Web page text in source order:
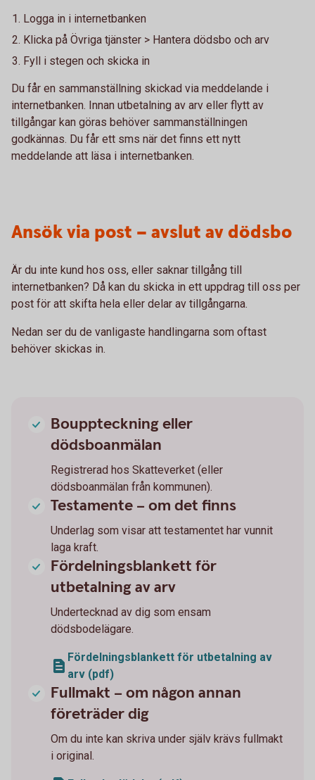
Logga in i internetbanken
Klicka på Övriga tjänster > Hantera dödsbo och arv
Fyll i stegen och skicka in
Du får en sammanställning skickad via meddelande i
internetbanken. Innan utbetalning av arv eller flytt av
tillgångar kan göras behöver sammanställningen
godkännas. Du får ett sms när det finns ett nytt
meddelande att läsa i internetbanken.
Ansök via post – avslut av dödsbo
Är du inte kund hos oss, eller saknar tillgång till
internetbanken? Då kan du skicka in ett uppdrag till oss per
post för att skifta hela eller delar av tillgångarna.
Nedan ser du de vanligaste handlingarna som oftast
behöver skickas in.
Bouppteckning eller
dödsboanmälan
Registrerad hos Skatteverket (eller
dödsboanmälan från kommunen).
Testamente – om det finns
Underlag som visar att testamentet har vunnit
laga kraft.
Fördelningsblankett för
utbetalning av arv
Undertecknad av dig som ensam
dödsbodelägare.
Fördelningsblankett för utbetalning av
arv (pdf)
Fullmakt – om någon annan
företräder dig
Om du inte kan skriva under själv krävs fullmakt
i original.